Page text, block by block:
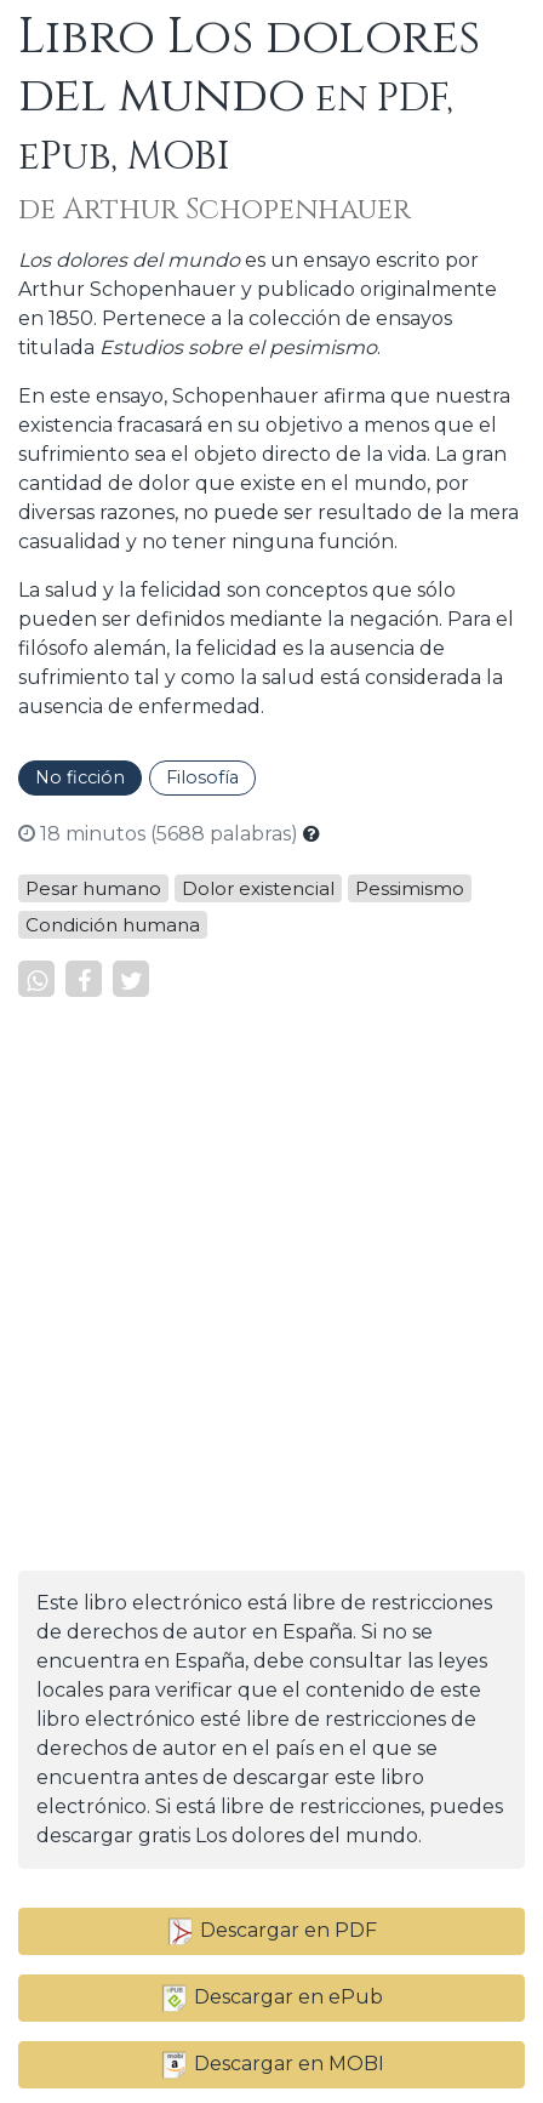
Libro Los dolores
del mundo en PDF,
ePub, MOBI
de Arthur Schopenhauer
Los dolores del mundoes un ensayo escrito por
Arthur Schopenhauer y publicado originalmente
en 1850. Pertenece a la colección de ensayos
titulada Estudios sobre el pesimismo.
En este ensayo, Schopenhauer afirma que nuestra
existencia fracasará en su objetivo a menos que el
sufrimiento sea el objeto directo de la vida. La gran
cantidad de dolor que existe en el mundo, por
diversas razones, no puede ser resultado de la mera
casualidad y no tener ninguna función.
La salud y la felicidad son conceptos que sólo
pueden ser definidos mediante la negación. Para el
filósofo alemán, la felicidad es la ausencia de
sufrimiento tal y como la salud está considerada la
ausencia de enfermedad.
No ficción Filosofía
18 minutos (5688 palabras)
Pesar humano Dolor existencial
Pessimismo
Condición humana
Este libro electrónico está libre de restricciones
de derechos de autor en España. Si no se
encuentra en España, debe consultar las leyes
locales para verificar que el contenido de este
libro electrónico esté libre de restricciones de
derechos de autor en el país en el que se
encuentra antes de descargar este libro
electrónico. Si está libre de restricciones, puedes
descargar gratis Los dolores del mundo.
Descargar en PDF
Descargar en ePub
Descargar en MOBI